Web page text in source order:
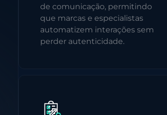
de comunicação, permitindo
que marcas e especialistas
automatizem interações sem
perder autenticidade.